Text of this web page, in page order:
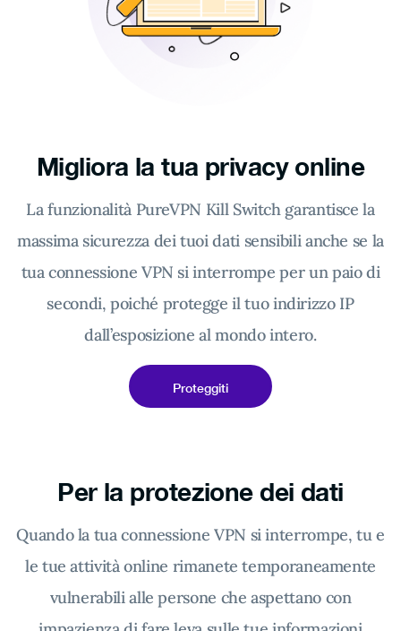
Migliora la tua privacy online
La funzionalità PureVPN Kill Switch garantisce la
massima sicurezza dei tuoi dati sensibili anche se la
tua connessione VPN si interrompe per un paio di
secondi, poiché protegge il tuo indirizzo IP
dall’esposizione al mondo intero.
Proteggiti
Per la protezione dei dati
Quando la tua connessione VPN si interrompe, tu e
le tue attività online rimanete temporaneamente
vulnerabili alle persone che aspettano con